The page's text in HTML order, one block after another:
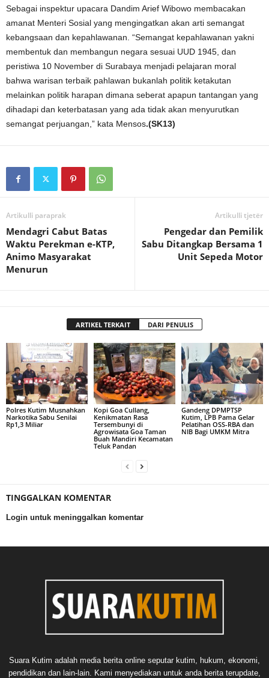
Sebagai inspektur upacara Dandim Arief Wibowo membacakan
amanat Menteri Sosial yang mengingatkan akan arti semangat
kebangsaan dan kepahlawanan. “Semangat kepahlawanan yakni
membentuk dan membangun negara sesuai UUD 1945, dan
peristiwa 10 November di Surabaya menjadi pelajaran moral
bahwa warisan terbaik pahlawan bukanlah politik ketakutan
melainkan politik harapan dimana seberat apapun tantangan yang
dihadapi dan keterbatasan yang ada tidak akan menyurutkan
semangat perjuangan,” kata Mensos.(SK13)
Artikulli paraprak
Mendagri Cabut Batas
Waktu Perekman e-KTP,
Animo Masyarakat
Menurun
Artikulli tjetër
Pengedar dan Pemilik
Sabu Ditangkap Bersama 1
Unit Sepeda Motor
ARTIKEL TERKAIT DARI PENULIS
Polres Kutim Musnahkan
Narkotika Sabu Senilai
Rp1,3 Miliar
Kopi Goa Cullang,
Kenikmatan Rasa
Tersembunyi di
Agrowisata Goa Taman
Buah Mandiri Kecamatan
Teluk Pandan
Gandeng DPMPTSP
Kutim, LPB Pama Gelar
Pelatihan OSS-RBA dan
NIB Bagi UMKM Mitra
TINGGALKAN KOMENTAR
Login untuk meninggalkan komentar
Suara Kutim adalah media berita online seputar kutim, hukum, ekonomi,
pendidikan dan lain-lain. Kami menyediakan untuk anda berita terupdate,